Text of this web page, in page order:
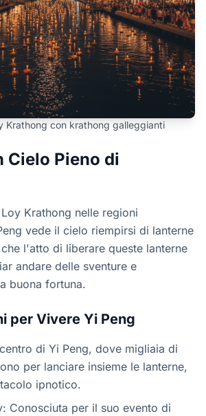
Krathong con krathong galleggianti
Cielo Pieno di
Krathong nelle regioni
vede il cielo riempirsi di lanterne
l'atto di liberare queste lanterne
andare delle sventure e
buona fortuna.
per Vivere Yi Peng
di Yi Peng, dove migliaia di
per lanciare insieme le lanterne,
ipnotico.
Conosciuta per il suo evento di